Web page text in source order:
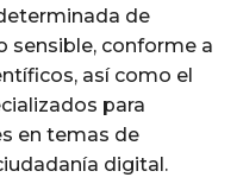
de
sensible, conforme a
así como el
para
en temas de
digital.